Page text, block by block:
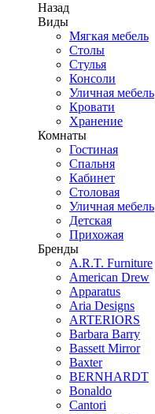
Назад
Виды
Мягкая мебель
Столы
Стулья
Консоли
Уличная мебель
Кровати
Хранение
Комнаты
Гостиная
Спальня
Кабинет
Столовая
Уличная мебель
Детская
Прихожая
Бренды
A.R.T. Furniture
American Drew
Apparatus
Aria Designs
ARTERIORS
Barbara Barry
Bassett Mirror
Baxter
BERNHARDT
Bonaldo
Cantori